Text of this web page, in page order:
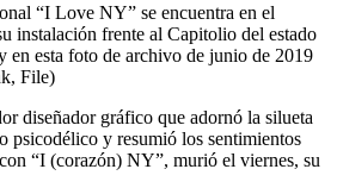
“I Love NY” se encuentra en el
instalación frente al Capitolio del estado
en esta foto de archivo de junio de 2019
File)
diseñador gráfico que adornó la silueta
psicodélico y resumió los sentimientos
“I (corazón) NY”, murió el viernes, su